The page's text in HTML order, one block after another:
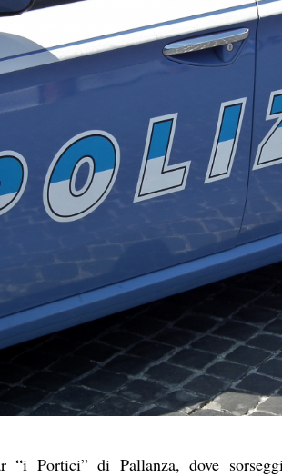
“i Portici” di Pallanza, dove